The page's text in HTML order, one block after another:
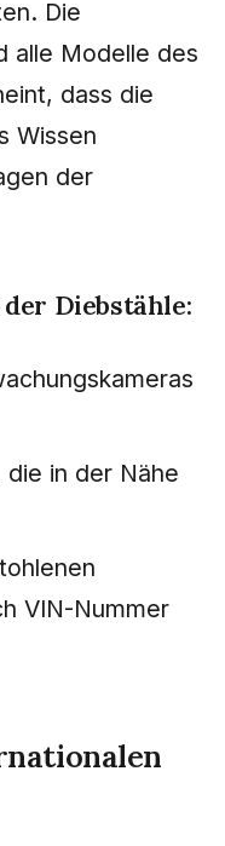
Die
alle Modelle des
dass die
Wissen
der
Diebstähle:
in der Nähe
VIN-Nummer